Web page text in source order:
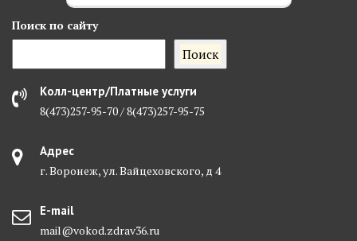
Поиск по сайту
Поиск
Колл-центр/Платные услуги
8(473)257-95-70 / 8(473)257-95-75
Адрес
г. Воронеж, ул. Вайцеховского, д 4
E-mail
mail@vokod.zdrav36.ru